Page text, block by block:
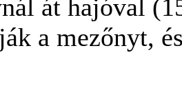
át hajóval
a mezőnyt,